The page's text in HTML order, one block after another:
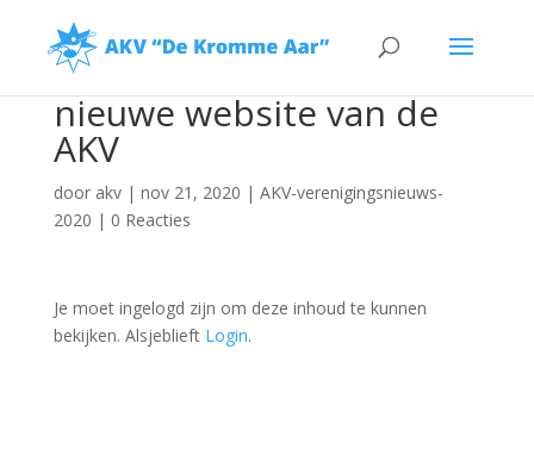
nieuwe website van de
AKV
door akv| nov 21, 2020 | AKV-verenigingsnieuws-
2020 | 0 Reacties
Je moet ingelogd zijn om deze inhoud te kunnen
bekijken. Alsjeblieft Login.